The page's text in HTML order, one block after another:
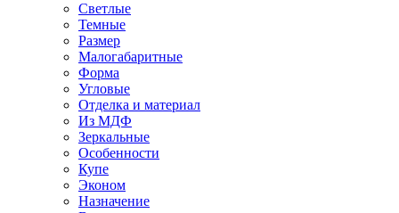
Светлые
Темные
Размер
Малогабаритные
Форма
Угловые
Отделка и материал
Из МДФ
Зеркальные
Особенности
Купе
Эконом
Назначение